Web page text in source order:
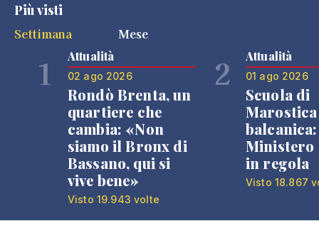
Più visti
Settimana
Mese
1 Attualità
02 ago 2026
Rondò Brenta, un
quartiere che
cambia: «Non
siamo il Bronx di
Bassano, qui si
vive bene»
Visto 19.943 volte
2 Attualità
01 ago 2026
Scuola di
Ministero
in regola
Visto 18.867